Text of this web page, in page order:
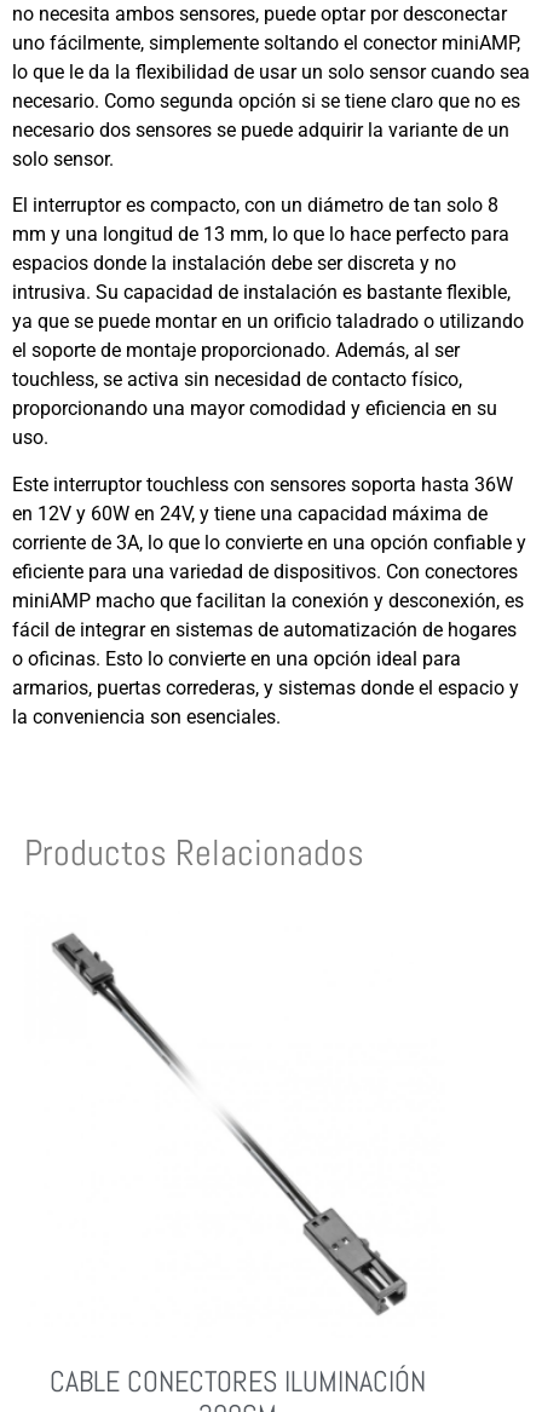
no necesita ambos sensores, puede optar por desconectar
uno fácilmente, simplemente soltando el conector miniAMP,
lo que le da la flexibilidad de usar un solo sensor cuando sea
necesario. Como segunda opción si se tiene claro que no es
necesario dos sensores se puede adquirir la variante de un
solo sensor.
El interruptor es compacto, con un diámetro de tan solo 8
mm y una longitud de 13 mm, lo que lo hace perfecto para
espacios donde la instalación debe ser discreta y no
intrusiva. Su capacidad de instalación es bastante flexible,
ya que se puede montar en un orificio taladrado o utilizando
el soporte de montaje proporcionado. Además, al ser
touchless, se activa sin necesidad de contacto físico,
proporcionando una mayor comodidad y eficiencia en su
uso.
Este interruptor touchless con sensores soporta hasta 36W
en 12V y 60W en 24V, y tiene una capacidad máxima de
corriente de 3A, lo que lo convierte en una opción confiable y
eficiente para una variedad de dispositivos. Con conectores
miniAMP macho que facilitan la conexión y desconexión, es
fácil de integrar en sistemas de automatización de hogares
o oficinas. Esto lo convierte en una opción ideal para
armarios, puertas correderas, y sistemas donde el espacio y
la conveniencia son esenciales.
Productos Relacionados
CABLE CONECTORES ILUMINACIÓN